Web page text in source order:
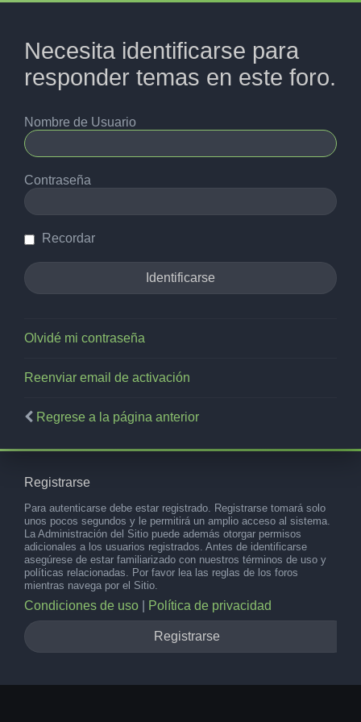
Necesita identificarse para
responder temas en este foro.
Nombre de Usuario
Contraseña
Recordar
Olvidé mi contraseña
Reenviar email de activación
Regrese a la página anterior
Registrarse
Para autenticarse debe estar registrado. Registrarse tomará solo
unos pocos segundos y le permitirá un amplio acceso al sistema.
La Administración del Sitio puede además otorgar permisos
adicionales a los usuarios registrados. Antes de identificarse
asegúrese de estar familiarizado con nuestros términos de uso y
políticas relacionadas. Por favor lea las reglas de los foros
mientras navega por el Sitio.
Condiciones de uso Política de privacidad
Registrarse